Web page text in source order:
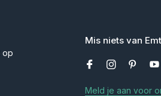
op
Mis niets van
Meld je aan voor